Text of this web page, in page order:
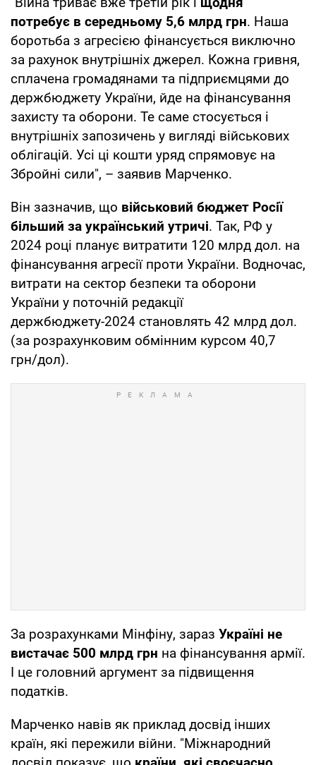
потребує в середньому 5,6 млрд грн. Наша
боротьба з агресією фінансується виключно
за рахунок внутрішніх джерел. Кожна гривня,
сплачена громадянами та підприємцями до
держбюджету України, йде на фінансування
захисту та оборони. Те саме стосується і
внутрішніх запозичень у вигляді військових
облігацій. Усі ці кошти уряд спрямовує на
Збройні сили", – заявив Марченко.
Він зазначив, що військовий бюджет Росії
більший за український утричі. Так, РФ у
2024 році планує витратити 120 млрд дол. на
фінансування агресії проти України. Водночас,
витрати на сектор безпеки та оборони
України у поточній редакції
держбюджету-2024 становлять 42 млрд дол.
(за розрахунковим обмінним курсом 40,7
грн/дол).
За розрахунками Мінфіну, зараз Україні не
вистачає 500 млрд грн на фінансування армії.
І це головний аргумент за підвищення
податків.
Марченко навів як приклад досвід інших
країн, які пережили війни. "Міжнародний